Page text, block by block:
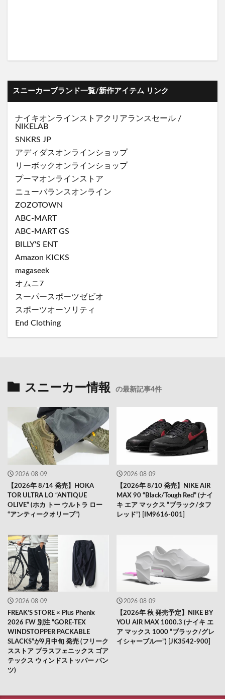
スニーカーブランド一覧/新作アイテム リンク
ナイキオンラインストアクリアランスセール /
NIKELAB
SNKRS JP
アディダスオンラインショップ
リーボックオンラインショップ
プーマオンラインストア
ニューバランスオンライン
ZOZOTOWN
ABC-MART
ABC-MART GS
BILLY'S ENT
Amazon KICKS
magaseek
オムニ7
スーパースポーツゼビオ
スポーツオーソリティ
End Clothing
スニーカー情報 の最新記事4件
2026-08-09
【2026年 8/14 発売】HOKA
TOR ULTRA LO “ANTIQUE
OLIVE” (ホカ トー ウルトラ ロー
“アンティークオリーブ”)
2026-08-09
【2026年 8/10 発売】NIKE AIR
MAX 90 “Black/Tough Red” (ナイ
キ エア マックス “ブラック/タフ
レッド”) [IM9616-001]
2026-08-09
FREAK’S STORE × Plus Phenix
2026 FW 別注 “GORE-TEX
WINDSTOPPER PACKABLE
SLACKS”が9月中旬 発売 (フリーク
スストア プラスフェニックス ゴア
テックス ウィンドストッパー パン
ツ)
2026-08-09
【2026年 秋 発売予定】NIKE BY
YOU AIR MAX 1000.3 (ナイキ エ
ア マックス 1000 “ブラック/グレ
イシャーブルー”) [JK3542-900]